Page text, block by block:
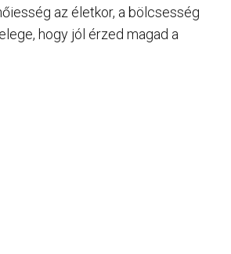
az életkor, a bölcsesség
hogy jól érzed magad a